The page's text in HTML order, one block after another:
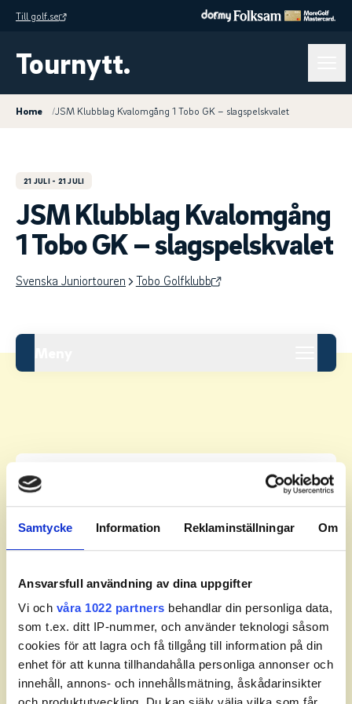
Samtycke Information Reklaminställningar Om
Ansvarsfull användning av dina uppgifter
Vi och våra 1022 partners behandlar din personliga data,
som t.ex. ditt IP-nummer, och använder teknologi såsom
cookies för att lagra och få tillgång till information på din
enhet för att kunna tillhandahålla personliga annonser och
innehåll, annons- och innehållsmätning, åskådarinsikter
Till golf.se
Tournytt.
Home /JSM Klubblag Kvalomgång 1 Tobo GK – slagspelskvalet
21 JULI - 21 JULI
JSM Klubblag Kvalomgång
1 Tobo GK – slagspelskvalet
Svenska Juniortouren Tobo Golfklubb
Leaderboard.
Pos
Inga resultat tillgängliga ännu.
Visa fler